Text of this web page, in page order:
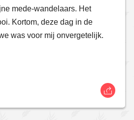
mede-wandelaars. Het
Kortom, deze dag in de
was voor mij onvergetelijk.